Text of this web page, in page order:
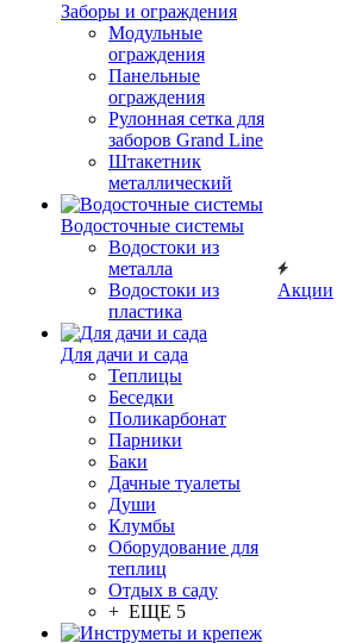
Заборы и ограждения
Модульные
ограждения
Панельные
ограждения
Рулонная сетка для
заборов Grand Line
Штакетник
металлический
Водосточные системы
Водостоки из
металла
Водостоки из
пластика
Для дачи и сада
Теплицы
Беседки
Поликарбонат
Парники
Баки
Дачные туалеты
Души
Клумбы
Оборудование для
теплиц
Отдых в саду
+ ЕЩЕ 5
Акции